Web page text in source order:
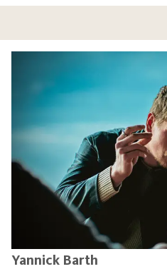
Yannick Barth